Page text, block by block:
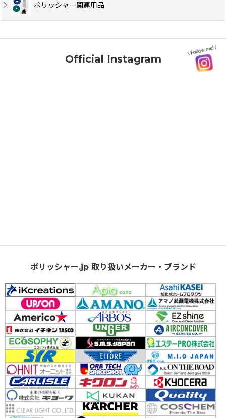
ポリッシャー関連用品
Official Instagram
ポリッシャー.jp 取り扱いメーカー・ブランド